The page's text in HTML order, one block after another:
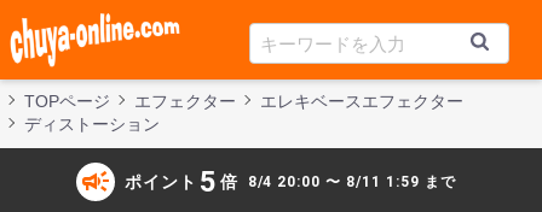
TOPページ エフェクター
エレキベースエフェクター
ディストーション
campaign ポイント 5 倍 8/4 20:00 〜 8/11 1:59 まで